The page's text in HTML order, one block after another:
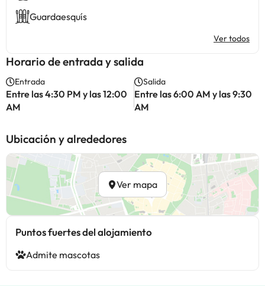
Guardaesquís
Ver todos
Horario de entrada y salida
Entrada
Entre las 4:30 PM y las 12:00
AM
Salida
Entre las 6:00 AM y las 9:30
AM
Ubicación y alrededores
Ver mapa
Puntos fuertes del alojamiento
Admite mascotas